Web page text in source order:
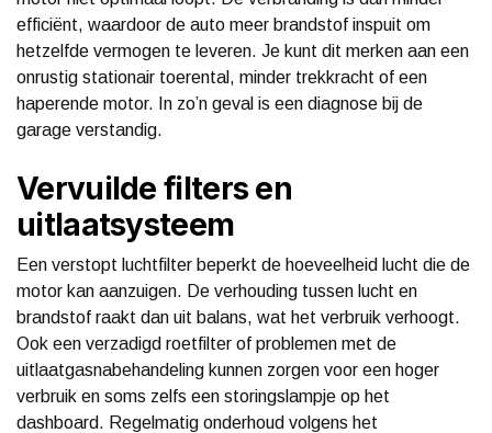
efficiënt, waardoor de auto meer brandstof inspuit om
hetzelfde vermogen te leveren. Je kunt dit merken aan een
onrustig stationair toerental, minder trekkracht of een
haperende motor. In zo’n geval is een diagnose bij de
garage verstandig.
Vervuilde filters en
uitlaatsysteem
Een verstopt luchtfilter beperkt de hoeveelheid lucht die de
motor kan aanzuigen. De verhouding tussen lucht en
brandstof raakt dan uit balans, wat het verbruik verhoogt.
Ook een verzadigd roetfilter of problemen met de
uitlaatgasnabehandeling kunnen zorgen voor een hoger
verbruik en soms zelfs een storingslampje op het
dashboard. Regelmatig onderhoud volgens het